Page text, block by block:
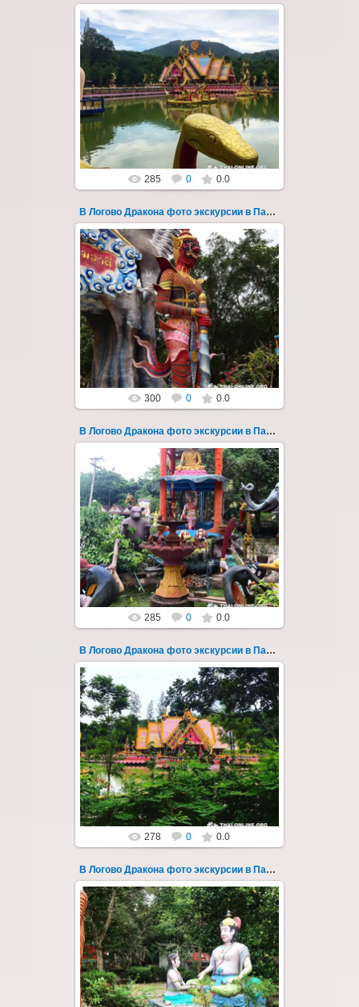
30.08.2022
"В Логово Дракона" авторский
мистический приключенческий тур из
Паттайи на целый день - фото 173
Всего лишь в ...
Thai-Online
285 0 0.0
В Логово Дракона фото экскурсии в Паттайе 174
30.08.2022
"В Логово Дракона" авторский
мистический приключенческий тур из
Паттайи на целый день - фото 174
Всего лишь в ...
Thai-Online
300 0 0.0
В Логово Дракона фото экскурсии в Паттайе 175
30.08.2022
"В Логово Дракона" авторский
мистический приключенческий тур из
Паттайи на целый день - фото 175
Всего лишь в ...
Thai-Online
285 0 0.0
В Логово Дракона фото экскурсии в Паттайе 176
30.08.2022
"В Логово Дракона" авторский
мистический приключенческий тур из
Паттайи на целый день - фото 176
Всего лишь в ...
Thai-Online
278 0 0.0
В Логово Дракона фото экскурсии в Паттайе 177
30.08.2022
"В Логово Дракона" авторский
мистический приключенческий тур из
Паттайи на целый день - фото 177
Всего лишь в ...
Thai-Online